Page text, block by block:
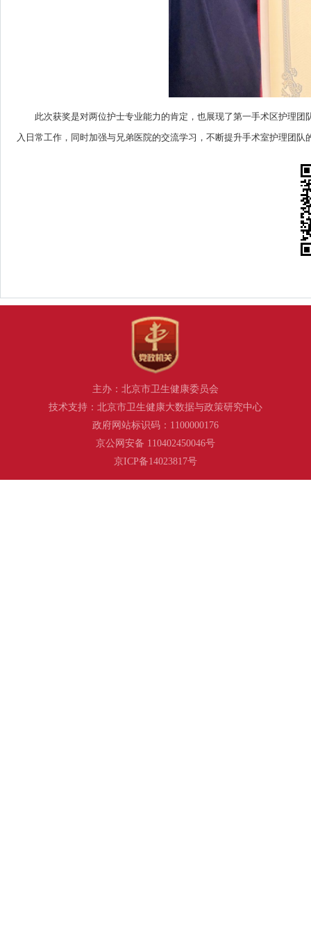
此次获奖是对两位护士专业能力的肯定，也展现了第一手术区护理
入日常工作，同时加强与兄弟医院的交流学习，不断提升手术室护理团
主办：北京市卫生健康委员会
技术支持：北京市卫生健康大数据与政策研究中心
政府网站标识码：1100000176
京公网安备 110402450046号
京ICP备14023817号